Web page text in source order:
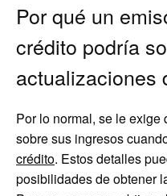
Por qué un
crédito podría
actualizaciones
Por lo normal, se le
sobre sus ingresos
crédito. Estos detalles
posibilidades de obtener